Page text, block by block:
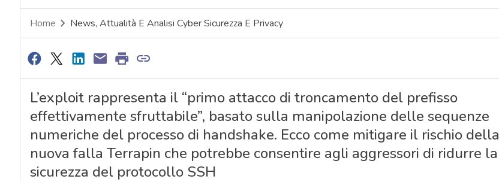
Home News, Attualità E Analisi Cyber Sicurezza E Privacy
L’exploit rappresenta il “primo attacco di troncamento del prefisso
effettivamente sfruttabile”, basato sulla manipolazione delle sequenze
numeriche del processo di handshake. Ecco come mitigare il rischio della
nuova falla Terrapin che potrebbe consentire agli aggressori di ridurre la
sicurezza del protocollo SSH